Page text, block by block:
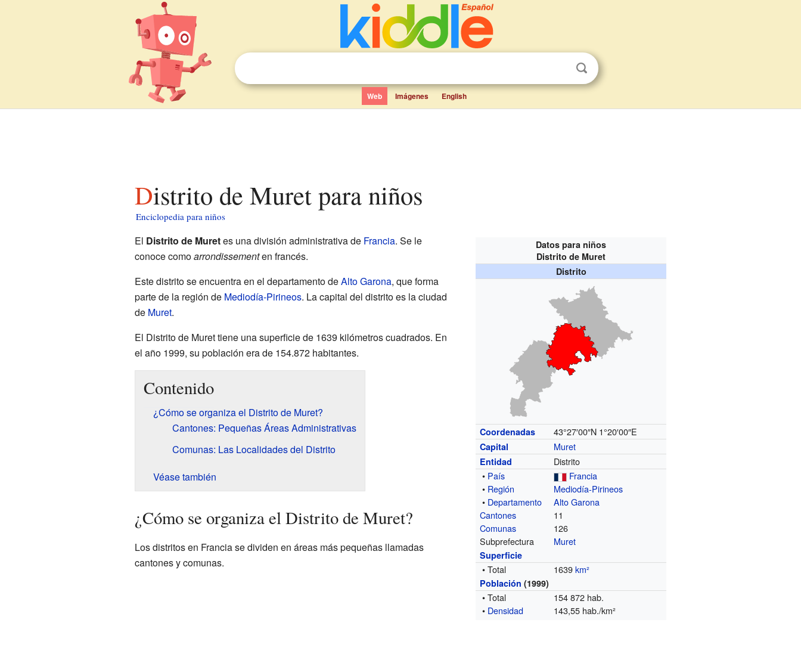
Web Imágenes English
Distrito de Muret para niños
Enciclopedia para niños
Datos para niños
Distrito de Muret
Distrito
Coordenadas 43°27′00″N 1°20′00″E
Capital Muret
Entidad
Distrito
• País
Francia
• Región
Mediodía-Pirineos
• Departamento
Alto Garona
Cantones
11
Comunas
126
Subprefectura
Muret
Superficie
• Total 1639km²
Población (1999)
• Total
154 872 hab.
• Densidad 143,55 hab./km²
El Distrito de Muretes una división administrativa de Francia. Se le
conoce comoarrondissementen francés.
Este distrito se encuentra en el departamento deAlto Garona, que forma
parte de la región de Mediodía-Pirineos. La capital del distrito es la ciudad
de Muret.
El Distrito de Muret tiene una superficie de 1639 kilómetros cuadrados. En
el año 1999, su población era de 154.872 habitantes.
Contenido
¿Cómo se organiza el Distrito de Muret?
Cantones: Pequeñas Áreas Administrativas
Comunas: Las Localidades del Distrito
Véase también
¿Cómo se organiza el Distrito de Muret?
Los distritos en Francia se dividen en áreas más pequeñas llamadas
cantones y comunas.